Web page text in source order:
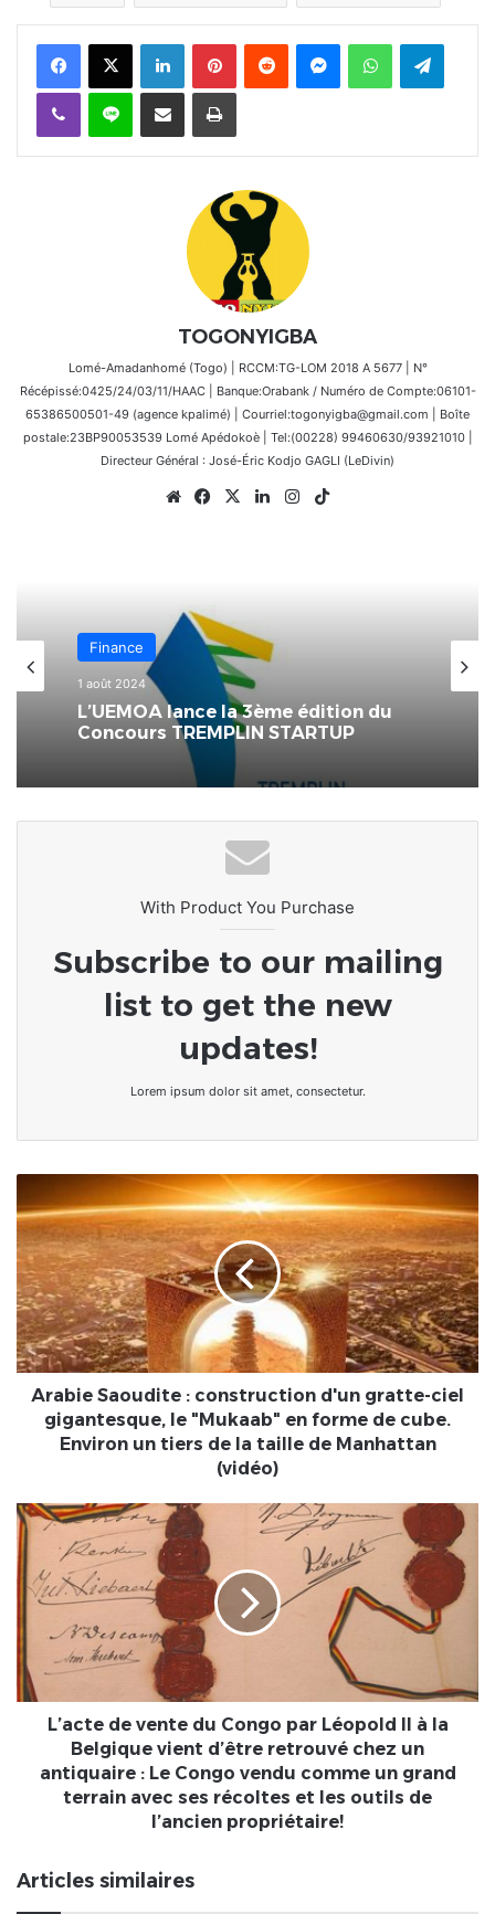
FacebookX Linkedin PinterestReddit MessengerWhatsAppTelegram
Viber Ligne Partager par email Imprimer
TOGONYIGBA
Lomé-Amadanhomé (Togo) | RCCM:TG-LOM 2018 A 5677 | N°
Récépissé:0425/24/03/11/HAAC | Banque:Orabank / Numéro de Compte:06101-
65386500501-49 (agence kpalimé) | Courriel:togonyigba@gmail.com | Boîte
postale:23BP90053539 Lomé Apédokoè | Tel:(00228) 99460630/93921010 |
Directeur Général : José-Éric Kodjo GAGLI (LeDivin)
WebsiteFacebook
X LinkedinInstagram
Finance
1 août 2024
L’UEMOA lance la 3ème édition du
Concours TREMPLIN STARTUP
With Product You Purchase
Subscribe to our mailing
list to get the new
updates!
Lorem ipsum dolor sit amet, consectetur.
Saoudite
construction
d'un
gratte-
ciel
gigantesque,
le
"Mukaab"
Environ
un
tiers
de
taille
de
Manhattan
(vidéo)
Arabie Saoudite : construction d'un gratte-ciel
gigantesque, le "Mukaab" en forme de cube.
Environ un tiers de la taille de Manhattan
(vidéo)
L’acte
de
vente
du
Congo
par
Léopold
II
à
vient
antiquaire
L’acte de vente du Congo par Léopold II à la
Belgique vient d’être retrouvé chez un
antiquaire : Le Congo vendu comme un grand
terrain avec ses récoltes et les outils de
l’ancien propriétaire!
Articles similaires